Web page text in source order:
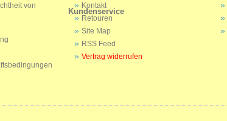
von
Kundenservice
Kontakt
Retouren
Site Map
RSS Feed
Vertrag widerrufen